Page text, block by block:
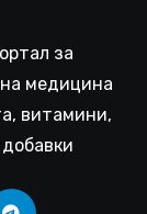
за
медицина
витамини,